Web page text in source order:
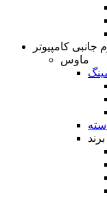
جانبی کامپیوتر
ماوس